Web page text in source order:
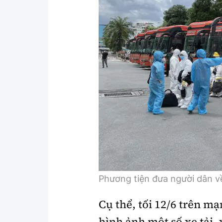
Lao động - Công đoàn
Showbiz
Điện ảnh
Âm nhạc
Thời sự Quốc tế
Thế giới giao thông
Thế giới xây dựng
Đi ++
Du lịch
Khám phá
Lối sống
Ẩm thực
Phương tiện đưa người dân
Cụ thể, tối 12/6 trên